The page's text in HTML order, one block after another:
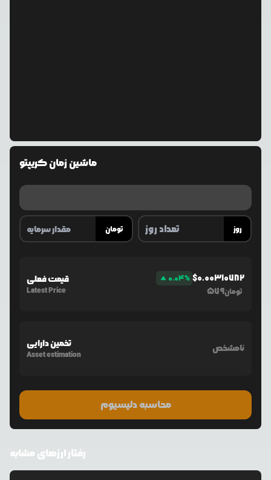
ماشین زمان کریپتو
تومان روز
قیمت فعلی
Latest Price
0.04% $0.00310782
579تومان
تخمین دارایی
Asset estimation
نامشخص
محاسبه دلیسیوم
رفتار ارزهای مشابه